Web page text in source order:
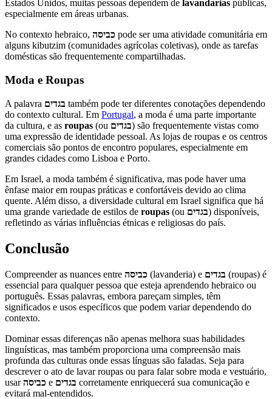
Estados Unidos, muitas pessoas dependem de lavandarias públicas,
especialmente em áreas urbanas.
No contexto hebraico, כביסה pode ser uma atividade comunitária em
alguns kibutzim (comunidades agrícolas coletivas), onde as tarefas
domésticas são frequentemente compartilhadas.
Moda e Roupas
A palavra בגדים também pode ter diferentes conotações dependendo
do contexto cultural. Em Portugal, a moda é uma parte importante
da cultura, e as roupas (ou בגדים) são frequentemente vistas como
uma expressão de identidade pessoal. As lojas de roupas e os centros
comerciais são pontos de encontro populares, especialmente em
grandes cidades como Lisboa e Porto.
Em Israel, a moda também é significativa, mas pode haver uma
ênfase maior em roupas práticas e confortáveis devido ao clima
quente. Além disso, a diversidade cultural em Israel significa que há
uma grande variedade de estilos de roupas (ou בגדים) disponíveis,
refletindo as várias influências étnicas e religiosas do país.
Conclusão
Compreender as nuances entre כביסה (lavanderia) e בגדים (roupas) é
essencial para qualquer pessoa que esteja aprendendo hebraico ou
português. Essas palavras, embora pareçam simples, têm
significados e usos específicos que podem variar dependendo do
contexto.
Dominar essas diferenças não apenas melhora suas habilidades
linguísticas, mas também proporciona uma compreensão mais
profunda das culturas onde essas línguas são faladas. Seja para
descrever o ato de lavar roupas ou para falar sobre moda e vestuário,
usarכביסה e בגדים corretamente enriquecerá sua comunicação e
evitará mal-entendidos.